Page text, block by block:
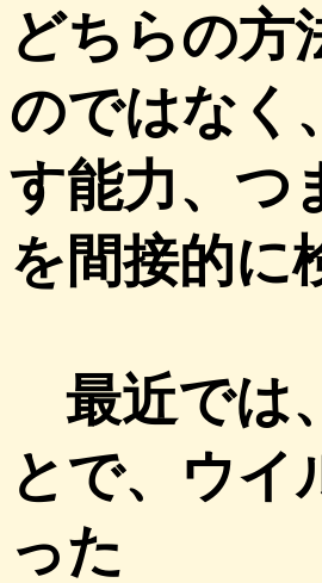
どちらの方
のではなく
す能力、つ
を間接的に
最近では
とで、ウイ
った